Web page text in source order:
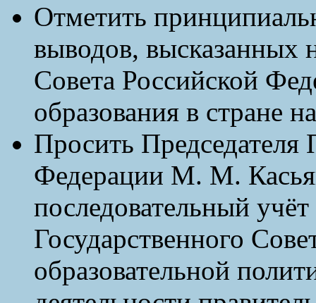
Отметить
выводов, высказанных
Совета Российской
образования в стране
Просить Председателя
Федерации М. М.
последовательный учёт
Государственного
образовательной